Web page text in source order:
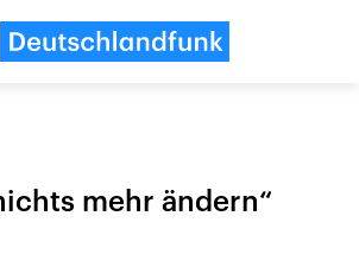
mehr ändern“